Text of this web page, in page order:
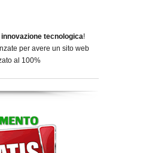
innovazione tecnologica!
per avere un sito web
al 100%